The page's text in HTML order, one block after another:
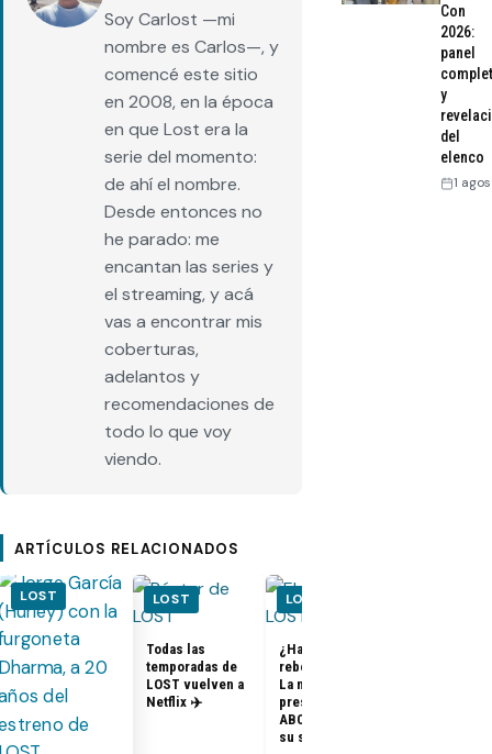
Soy Carlost —mi
nombre es Carlos—, y
comencé este sitio
en 2008, en la época
en que Lost era la
serie del momento:
de ahí el nombre.
Desde entonces no
he parado: me
encantan las series y
el streaming, y acá
vas a encontrar mis
coberturas,
adelantos y
recomendaciones de
todo lo que voy
viendo.
ARTÍCULOS RELACIONADOS
LOST LOST
Todas las
temporadas de
LOST vuelven a
Netflix ✈️
LOST
¿Habrá un
reboot de Lost?
La nueva
presidenta de
ABC dice que es
su sueño
Con
2026:
panel
y
del
elenco
1